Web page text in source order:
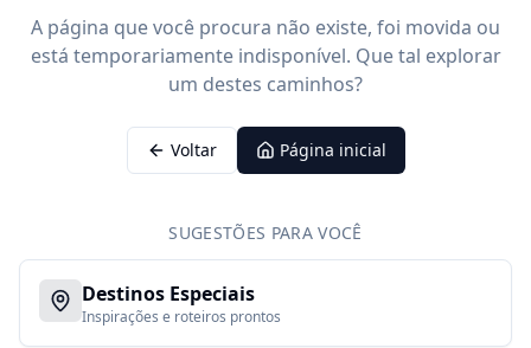
A página que você procura não existe, foi movida ou
está temporariamente indisponível. Que tal explorar
um destes caminhos?
Voltar Página inicial
SUGESTÕES PARA VOCÊ
Destinos Especiais
Inspirações e roteiros prontos